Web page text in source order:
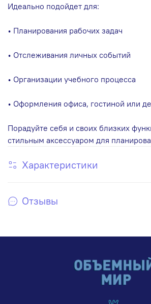
Идеально подойдет для:
• Планирования рабочих задач
• Отслеживания личных событий
• Организации учебного процесса
• Оформления офиса, гостиной или
Порадуйте себя и своих близких
стильным аксессуаром для
Характеристики
Отзывы